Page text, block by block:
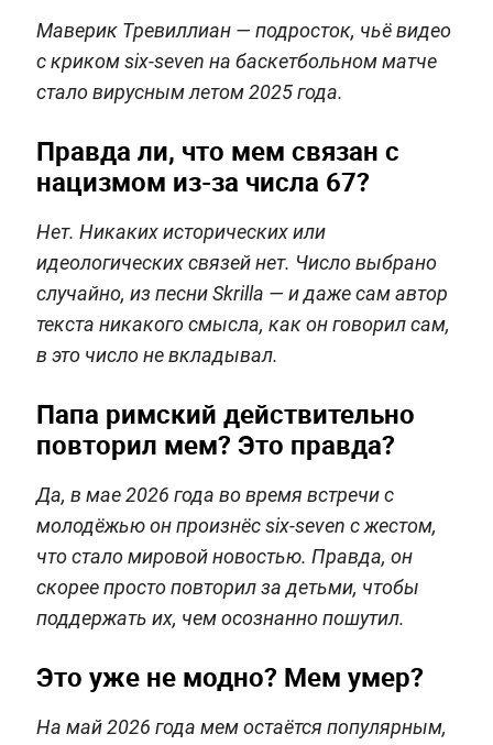
Маверик Тревиллиан — подросток, чьё видео
с криком six-seven на баскетбольном матче
стало вирусным летом 2025 года.
Правда ли, что мем связан с
нацизмом из-за числа 67?
Нет. Никаких исторических или
идеологических связей нет. Число выбрано
случайно, из песни Skrilla — и даже сам автор
текста никакого смысла, как он говорил сам,
в это число не вкладывал.
Папа римский действительно
повторил мем? Это правда?
Да, в мае 2026 года во время встречи с
молодёжью он произнёс six-seven с жестом,
что стало мировой новостью. Правда, он
скорее просто повторил за детьми, чтобы
поддержать их, чем осознанно пошутил.
Это уже не модно? Мем умер?
На май 2026 года мем остаётся популярным,